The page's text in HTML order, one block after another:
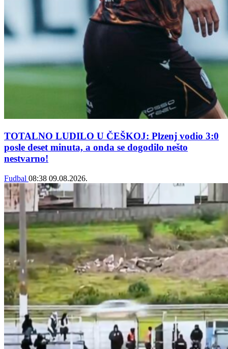
TOTALNO LUDILO U ČEŠKOJ: Plzenj vodio 3:0
posle deset minuta, a onda se dogodilo nešto
nestvarno!
Fudbal 08:38 09.08.2026.